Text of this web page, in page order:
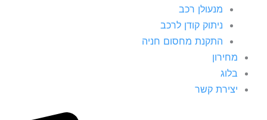
מנעולן רכב
ניתוק קודן לרכב
התקנת מחסום חניה
מחירון
בלוג
יצירת קשר